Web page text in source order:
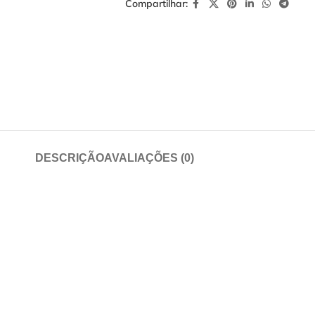
Compartilhar:
DESCRIÇÃOAVALIAÇÕES (0)